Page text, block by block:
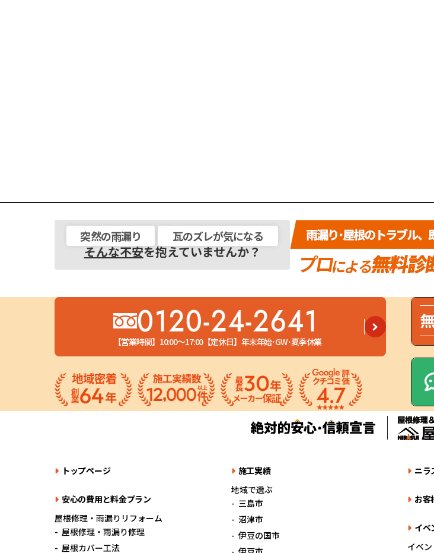
突然の雨漏り 瓦のズレが気になる
そんな不安を抱えていませんか？
0120-24-2641
【営業時間】10:00～17:00【定休日】年末年始･GW･夏季休業
トップページ
安心の費用と料金プラン
屋根修理・雨漏りリフォーム
屋根修理・雨漏り修理
屋根カバー工法
施工実績
地域で選ぶ
三島市
沼津市
伊豆の国市
ニラ
お客
イベ
イベン